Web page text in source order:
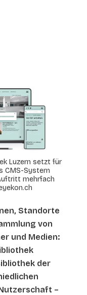
Luzern setzt für
CMS-System
mehrfach
Standorte
von
und Medien:
der
–